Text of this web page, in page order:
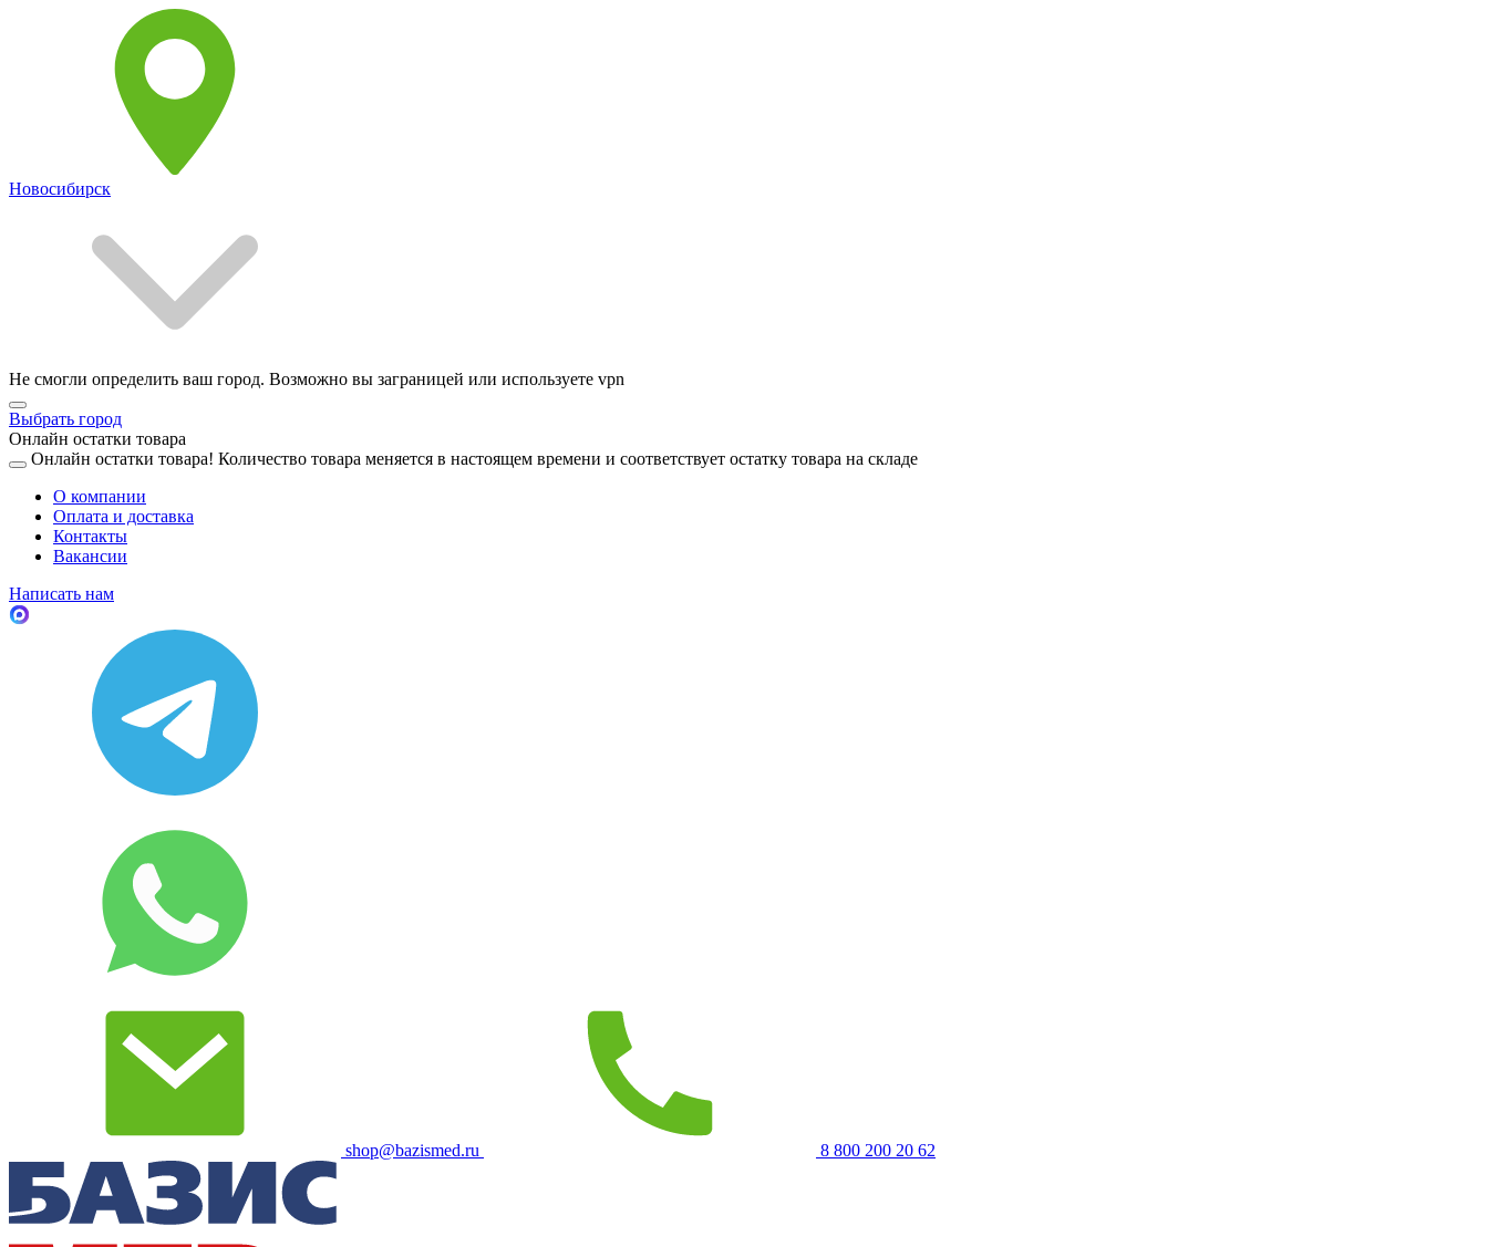
Новосибирск
Не смогли определить ваш город. Возможно вы заграницей или используете vpn
Выбрать город
Онлайн остатки товара
Онлайн остатки товара! Количество товара меняется в настоящем времени и соответствует остатку товара на складе
О компании
Оплата и доставка
Контакты
Вакансии
Написать нам
shop@bazismed.ru 8 800 200 20 62